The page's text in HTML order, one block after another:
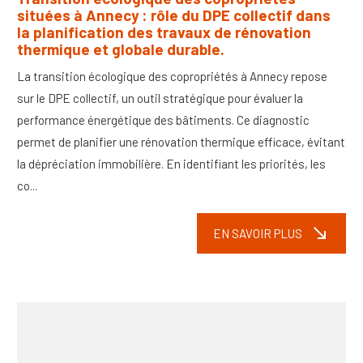
situées à Annecy : rôle du DPE collectif dans
la planification des travaux de rénovation
thermique et globale durable.
La transition écologique des copropriétés à Annecy repose
sur le DPE collectif, un outil stratégique pour évaluer la
performance énergétique des bâtiments. Ce diagnostic
permet de planifier une rénovation thermique efficace, évitant
la dépréciation immobilière. En identifiant les priorités, les
co...
EN SAVOIR PLUS south_east